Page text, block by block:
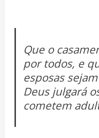
Que o
por todos, e
esposas
Deus julgará
cometem